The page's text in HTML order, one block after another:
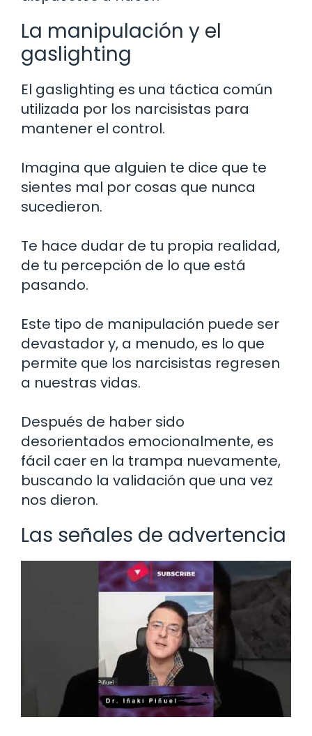
La manipulación y el
gaslighting
El gaslighting es una táctica común
utilizada por los narcisistas para
mantener el control.
Imagina que alguien te dice que te
sientes mal por cosas que nunca
sucedieron.
Te hace dudar de tu propia realidad,
de tu percepción de lo que está
pasando.
Este tipo de manipulación puede ser
devastador y, a menudo, es lo que
permite que los narcisistas regresen
a nuestras vidas.
Después de haber sido
desorientados emocionalmente, es
fácil caer en la trampa nuevamente,
buscando la validación que una vez
nos dieron.
Las señales de advertencia